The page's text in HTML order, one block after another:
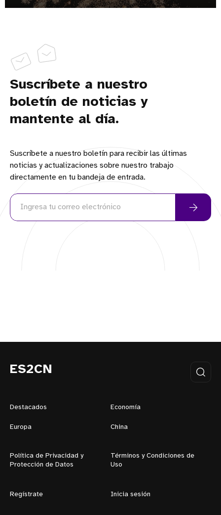
Suscríbete a nuestro
boletín de noticias y
mantente al día.
Suscríbete a nuestro boletín para recibir las últimas
noticias y actualizaciones sobre nuestro trabajo
directamente en tu bandeja de entrada.
ES2CN
Destacados Economía
Europa China
Política de Privacidad y
Protección de Datos
Términos y Condiciones de
Uso
Regístrate Inicia sesión